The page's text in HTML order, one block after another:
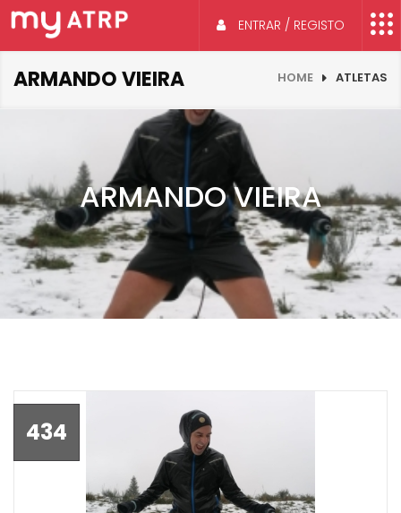
ENTRAR / REGISTO
ARMANDO VIEIRA HOME ATLETAS
ARMANDO VIEIRA
434